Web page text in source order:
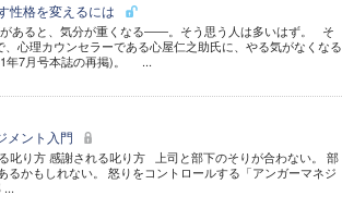
性格を変えるには
あると、気分が重くなる――。そう思う人は多いはず。 そ
心理カウンセラーである心屋仁之助氏に、やる気がなくなる
年7月号本誌の再掲)。 ...
メント入門
り方 感謝される叱り方 上司と部下のそりが合わない。 部
かもしれない。 怒りをコントロールする「アンガーマネジ
...